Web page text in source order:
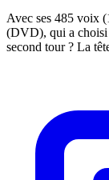
Avec ses 485 voix
(DVD), qui a choisi
second tour ? La